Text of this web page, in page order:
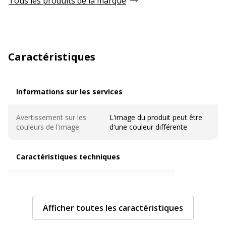
Caractéristiques
Informations sur les services
Avertissement sur les
couleurs de l'image
L'image du produit peut être
d'une couleur différente
Caractéristiques techniques
Epaisseur du matériau 800 µm
Afficher toutes les caractéristiques